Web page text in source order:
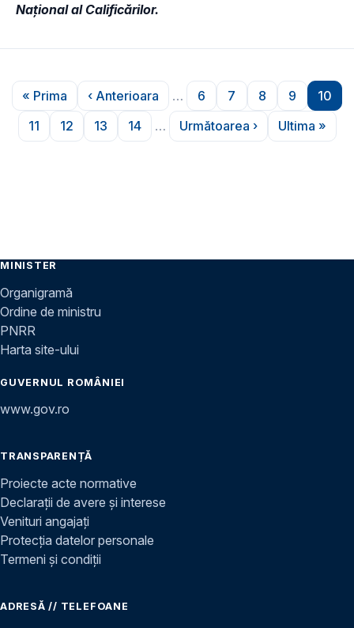
Național al Calificărilor.
Paginare
Prima pagină
« Prima
Pagina anterioară
‹ Anterioara …
Pagina
6
Pagina
7
Pagina
8
Pagina
9 10
Pagina
11
Pagina
12
Pagina
13
Pagina
14 …
Pagina următoare
Următoarea ›
Ultima
Ultima »
MINISTER
Organigramă
Ordine de ministru
PNRR
Harta site-ului
GUVERNUL ROMÂNIEI
www.gov.ro
TRANSPARENȚĂ
Proiecte acte normative
Declarații de avere și interese
Venituri angajați
Protecția datelor personale
Termeni și condiții
ADRESĂ // TELEFOANE